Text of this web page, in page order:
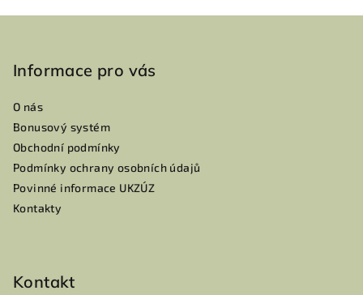
Informace pro vás
O nás
Bonusový systém
Obchodní podmínky
Podmínky ochrany osobních údajů
Povinné informace UKZÚZ
Kontakty
Kontakt